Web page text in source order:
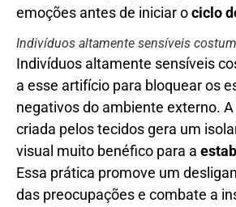
emoções antes de iniciar ociclo
Indivíduos altamente sensíveis
Indivíduos altamente sensíveis
a esse artifício para bloquear os
negativos do ambiente externo.
criada pelos tecidos gera um
visual muito benéfico para a
Essa prática promove um
das preocupações e combate a